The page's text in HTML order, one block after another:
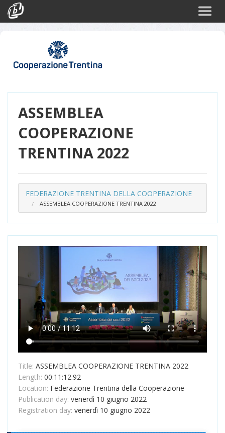
Login
ASSEMBLEA
COOPERAZIONE
TRENTINA 2022
FEDERAZIONE TRENTINA DELLA COOPERAZIONE
ASSEMBLEA COOPERAZIONE TRENTINA 2022
Title: ASSEMBLEA COOPERAZIONE TRENTINA 2022
Length: 00:11:12.92
Location: Federazione Trentina della Cooperazione
Publication day: venerdì 10 giugno 2022
Registration day: venerdì 10 giugno 2022